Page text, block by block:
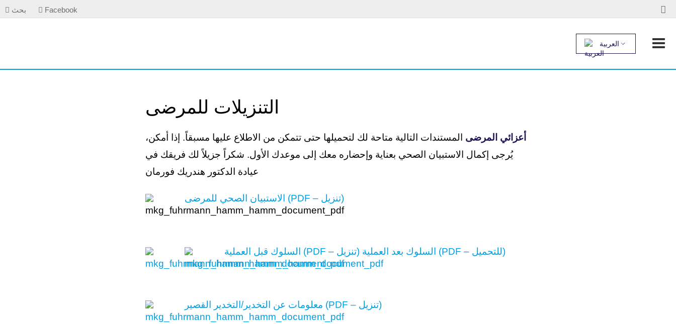
Facebook
العربية
التنزيلات للمرضى
أعزائي المرضى المستندات التالية متاحة لك لتحميلها حتى تتمكن من الاطلاع عليها مسبقاً. إذا أمكن،
يُرجى إكمال الاستبيان الصحي بعناية وإحضاره معك إلى موعدك الأول. شكراً جزيلاً لك فريقك في
الاستبيان الصحي للمرضى (PDF – تنزيل)
السلوك قبل العملية (PDF – تنزيل) السلوك بعد العملية (PDF – للتحميل)
معلومات عن التخدير/التخدير القصير (PDF – تنزيل)